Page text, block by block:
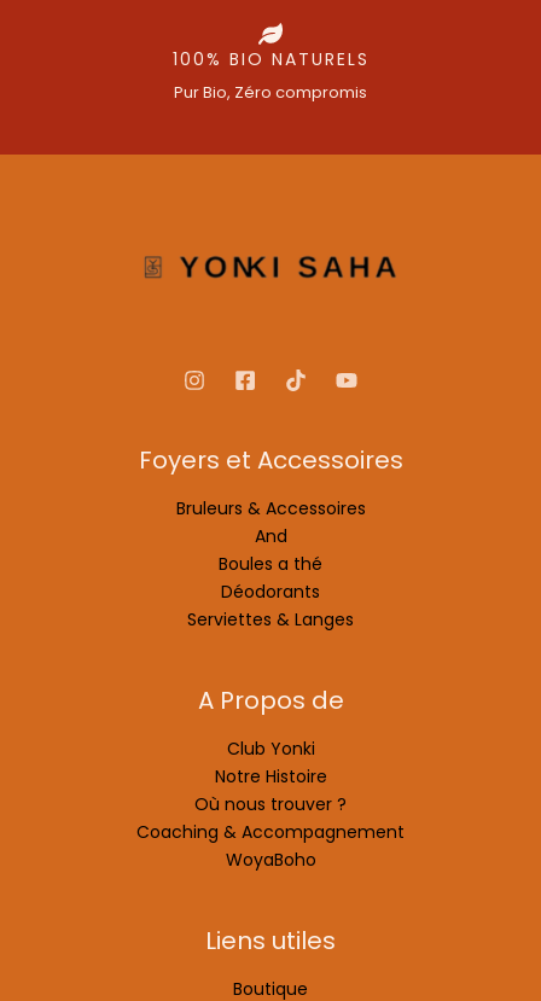
100% BIO NATURELS
Pur Bio, Zéro compromis
Foyers et Accessoires
Bruleurs & Accessoires
And
Boules a thé
Déodorants
Serviettes & Langes
A Propos de
Club Yonki
Notre Histoire
Où nous trouver ?
Coaching & Accompagnement
WoyaBoho
Liens utiles
Boutique